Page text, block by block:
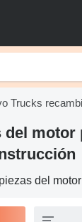
Trucks
del motor
del